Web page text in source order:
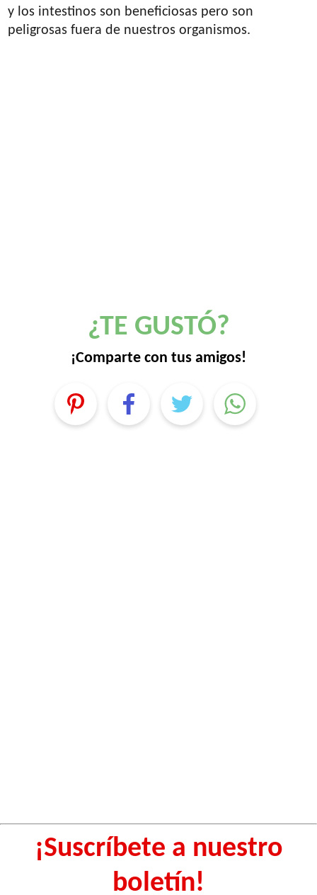
y los intestinos son beneficiosas pero son
peligrosas fuera de nuestros organismos.
¿TE GUSTÓ?
¡Comparte con tus amigos!
¡Suscríbete a nuestro
boletín!